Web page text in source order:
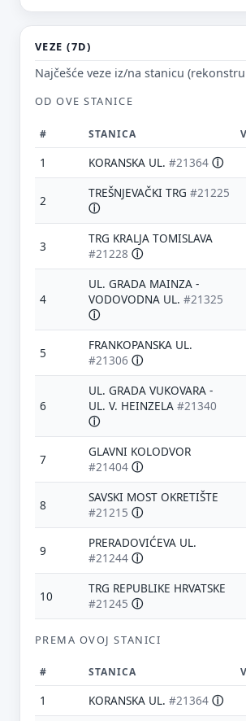
VEZE (7D)
Najčešće veze iz/na stanicu
OD OVE STANICE
# STANICA
1 KORANSKA UL. #21364 ⓘ
2
TREŠNJEVAČKI TRG #21225
ⓘ
3
TRG KRALJA TOMISLAVA
#21228 ⓘ
4
UL. GRADA MAINZA -
VODOVODNA UL. #21325
ⓘ
5
FRANKOPANSKA UL.
#21306 ⓘ
6
UL. GRADA VUKOVARA -
UL. V. HEINZELA #21340
ⓘ
7
GLAVNI KOLODVOR
#21404 ⓘ
8
SAVSKI MOST OKRETIŠTE
#21215 ⓘ
9
PRERADOVIĆEVA UL.
#21244 ⓘ
10
TRG REPUBLIKE HRVATSKE
#21245 ⓘ
PREMA OVOJ STANICI
# STANICA
1 KORANSKA UL. #21364 ⓘ